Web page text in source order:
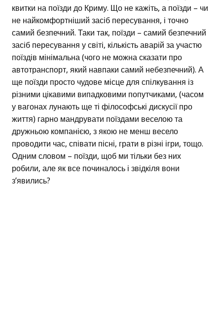
квитки на поїзди до Криму. Що не кажіть, а поїзди – чи
не найкомфортніший засіб пересування, і точно
самий безпечний. Таки так, поїзди – самий безпечний
засіб пересування у світі, кількість аварій за участю
поїздів мінімальна (чого не можна сказати про
автотранспорт, який навпаки самий небезпечний). А
ще поїзди просто чудове місце для спілкування із
різними цікавими випадковими попутчиками, (часом
у вагонах лунають ще ті філософські дискусії про
життя) гарно мандрувати поїздами веселою та
дружньою компанією, з якою не менш весело
проводити час, співати пісні, грати в різні ігри, тощо.
Одним словом – поїзди, щоб ми тільки без них
робили, але як все починалось і звідкіля вони
з’явились?